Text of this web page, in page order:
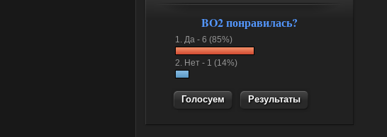
BO2 понравилась?
1. Да - 6 (85%)
2. Нет - 1 (14%)
Результаты